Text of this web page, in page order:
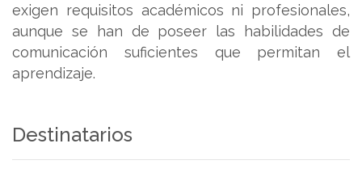
exigen requisitos académicos ni profesionales,
aunque se han de poseer las habilidades de
comunicación suficientes que permitan el
aprendizaje.
Destinatarios